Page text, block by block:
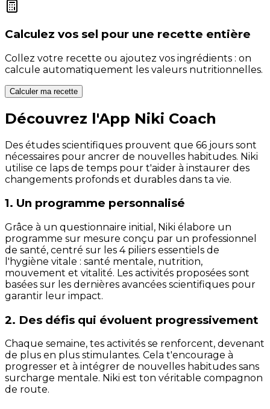
Calculez vos sel pour une recette entière
Collez votre recette ou ajoutez vos ingrédients : on
calcule automatiquement les valeurs nutritionnelles.
Calculer ma recette
Découvrez l'App Niki Coach
Des études scientifiques prouvent que 66 jours sont
nécessaires pour ancrer de nouvelles habitudes. Niki
utilise ce laps de temps pour t'aider à instaurer des
changements profonds et durables dans ta vie.
1. Un programme personnalisé
Grâce à un questionnaire initial, Niki élabore un
programme sur mesure conçu par un professionnel
de santé, centré sur les 4 piliers essentiels de
l'hygiène vitale : santé mentale, nutrition,
mouvement et vitalité. Les activités proposées sont
basées sur les dernières avancées scientifiques pour
garantir leur impact.
2. Des défis qui évoluent progressivement
Chaque semaine, tes activités se renforcent, devenant
de plus en plus stimulantes. Cela t'encourage à
progresser et à intégrer de nouvelles habitudes sans
surcharge mentale. Niki est ton véritable compagnon
de route.